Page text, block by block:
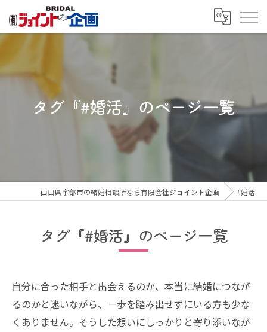
タグ『#婚活』のページ一覧
山口県宇部市の結婚相談所なら有限会社ジョイント企画 #婚活
タグ『#婚活』のページ一覧
自分に合った相手と出会えるのか、本当に結婚につなが
るのかと迷いながら、一歩を踏み出せずにいる方も少な
くありません。そうした想いにしっかりと寄り添いなが